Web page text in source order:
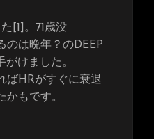
[1]。71歳没
のは晩年？のDEEP
がけました。
ばHRがすぐに衰退
かもです。